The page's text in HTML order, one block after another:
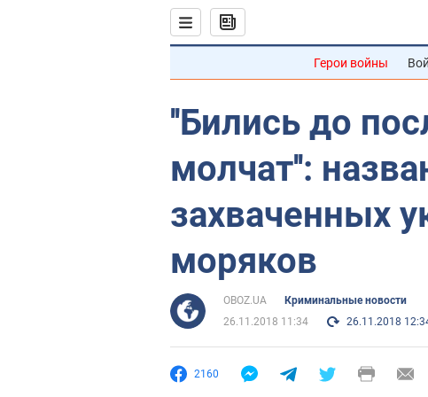
Герои войны
''Бились до
молчат'':
захваченных
моряков
OBOZ.UA
Криминальные новости
26.11.2018 11:34
26.11.2018
2160